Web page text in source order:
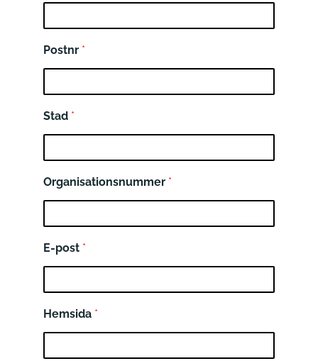
Postnr *
Stad *
Organisationsnummer *
E-post *
Hemsida *